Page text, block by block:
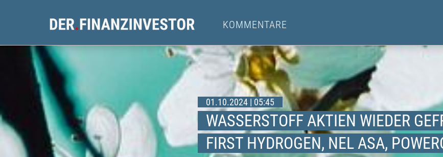
KOMMENTARE
01.10.2024 | 05:45
WASSERSTOFF AKTIEN WIEDER
FIRST HYDROGEN, NEL ASA,